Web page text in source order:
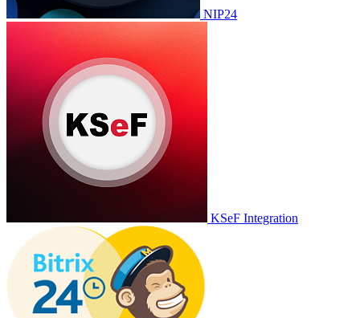
NIP24
KSeF Integration